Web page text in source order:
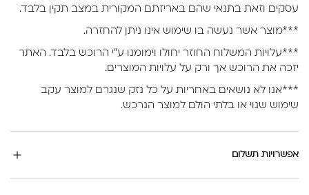
עסקים וזאת בתנאי שהם באריזתם המקורית במצב תקין בלבד.
***מוצר אשר נעשה בו שימוש אינו ניתן להחזרה.
***עלויות המשלוח החוזר יחולו וימומנו ע”י הרוכש בלבד. האתר
יזכה את הרוכש אך ורק על עלויות המוצרים.
***אנו לא נושאים באחריות על כל נזק שנגרם למוצר עקב
שימוש שגוי או בלתי הולם למוצר הנרכש.
אפשרויות תשלום